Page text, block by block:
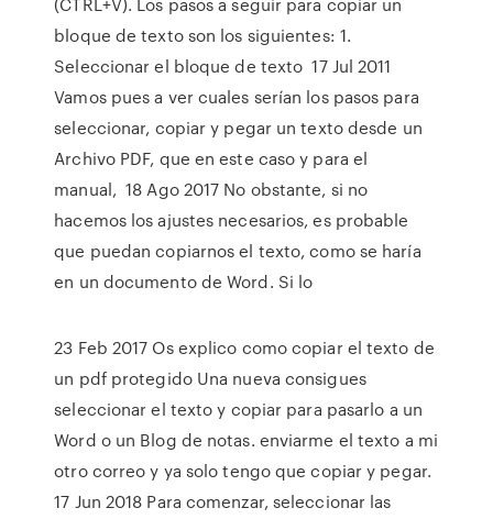
bloque de texto son los siguientes: 1.
Seleccionar el bloque de texto 17 Jul 2011
Vamos pues a ver cuales serían los pasos para
seleccionar, copiar y pegar un texto desde un
Archivo PDF, que en este caso y para el
manual, 18 Ago 2017 No obstante, si no
hacemos los ajustes necesarios, es probable
que puedan copiarnos el texto, como se haría
en un documento de Word. Si lo
23 Feb 2017 Os explico como copiar el texto de
un pdf protegido Una nueva consigues
seleccionar el texto y copiar para pasarlo a un
Word o un Blog de notas. enviarme el texto a mi
otro correo y ya solo tengo que copiar y pegar.
17 Jun 2018 Para comenzar, seleccionar las